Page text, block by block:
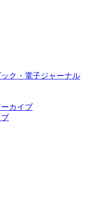
ク・電子ジャーナル
カイブ